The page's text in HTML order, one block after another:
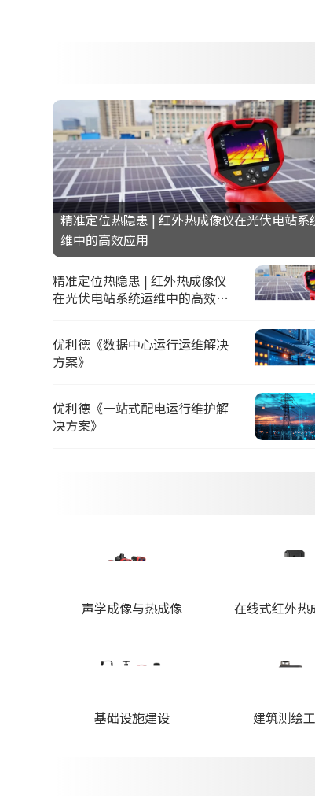
精准定位热隐患 | 红外热成像仪在光伏电站系
维中的高效应用
精准定位热隐患 | 红外热成像仪
在光伏电站系统运维中的高效应
优利德《数据中心运行运维解决
方案》
优利德《一站式配电运行维护解
决方案》
声学成像与热成像 在线式红外热
基础设施建设 建筑测绘